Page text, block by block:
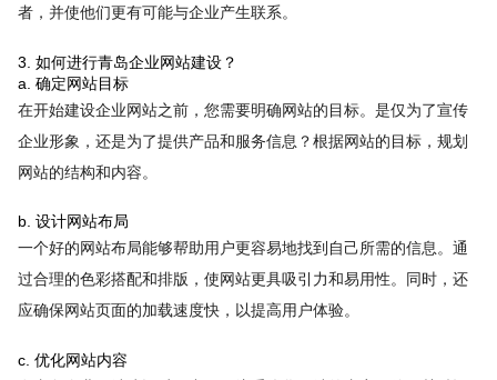
者，并使他们更有可能与企业产生联系。
3. 如何进行青岛企业网站建设？
a. 确定网站目标
在开始建设企业网站之前，您需要明确网站的目标。是仅为了宣传
企业形象，还是为了提供产品和服务信息？根据网站的目标，规划
网站的结构和内容。
b. 设计网站布局
一个好的网站布局能够帮助用户更容易地找到自己所需的信息。通
过合理的色彩搭配和排版，使网站更具吸引力和易用性。同时，还
应确保网站页面的加载速度快，以提高用户体验。
c. 优化网站内容